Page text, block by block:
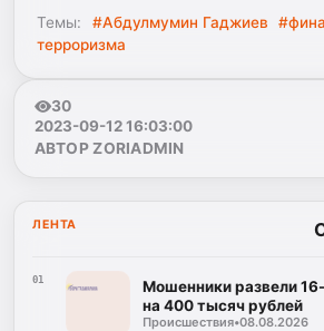
Темы: #Абдулмумин Гаджиев
терроризма
30
2023-09-12 16:03:00
АВТОР ZORIADMIN
ЛЕНТА
01
Мошенники развели
на 400 тысяч рублей
Происшествия•08.08.2026